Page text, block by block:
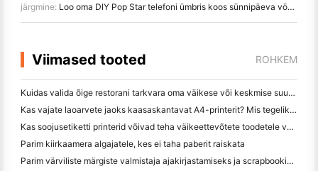
järgmine: Loo oma DIY Pop Star telefoni ümbris koos sünnipäeva vöötkoodiga
Viimased tooted ROHKEM
Kuidas valida õige restorani tarkvara oma väikese või keskmise suurusega restorani jaoks
Kas vajate laoarvete jaoks kaasaskantavat A4-printerit? Mis tegelikult töötab
Kas soojusetiketti printerid võivad teha väikeettevõtete toodetele veekindel etikett?
Parim kiirkaamera algajatele, kes ei taha paberit raiskata
Parim värviliste märgiste valmistaja ajakirjastamiseks ja scrapbooking'iks: lisage iga leheküljele rohkem värvi